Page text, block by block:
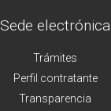
Sede electrónica
Trámites
Perfil contratante
Transparencia